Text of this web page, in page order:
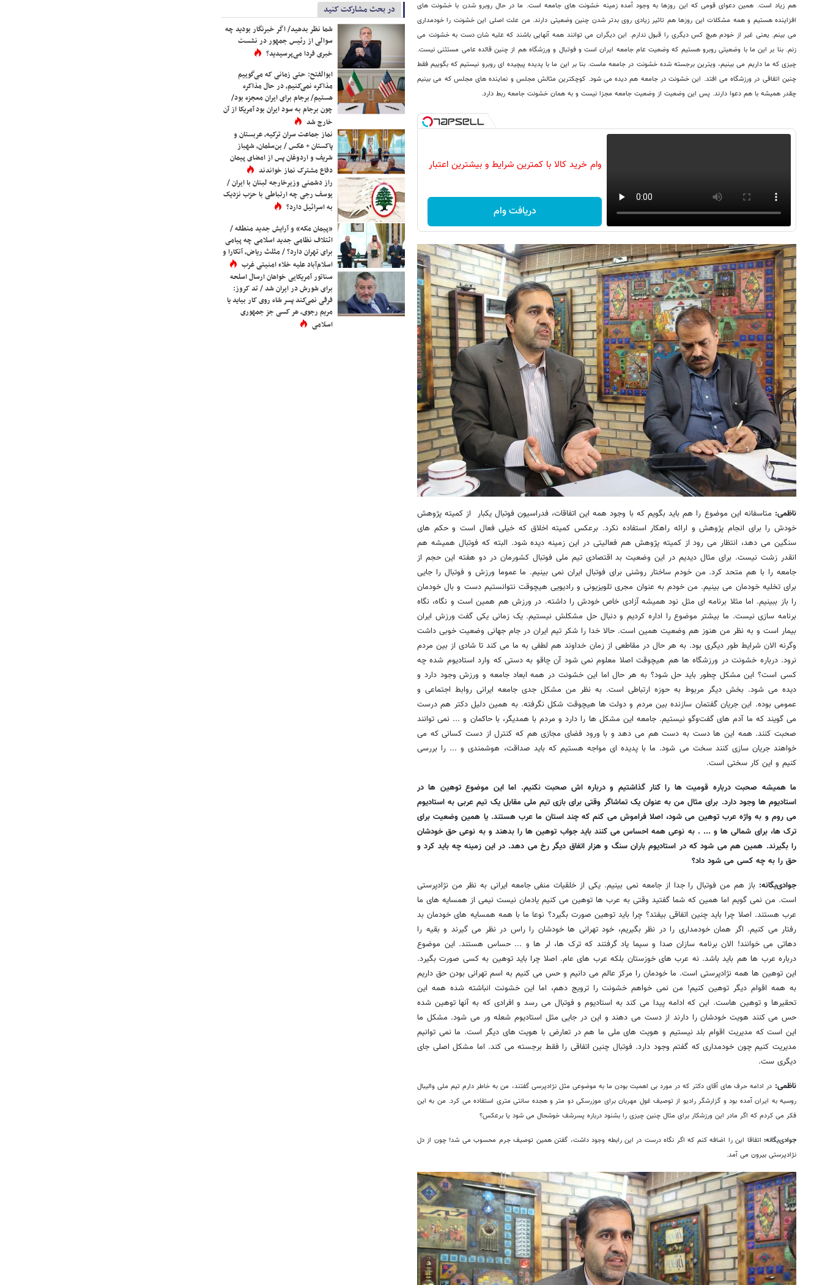
هم زیاد است. همین دعوای قومی که این روزها به وجود آمده زمینه خشونت های جامعه است. ما در حال روبرو شدن با خشونت های
افزاینده هستیم و همه مشکلات این روزها هم تاثیر زیادی روی بدتر شدن چنین وضعیتی دارند. من علت اصلی این خشونت را خودمداری
می بینم. یعنی غیر از خودم هیچ کس دیگری را قبول ندارم. این دیگران می توانند همه آنهایی باشند که علیه شان دست به خشونت می
زنم. بنا بر این ما با وضعیتی روبرو هستیم که وضعیت عام جامعه ایران است و فوتبال و ورزشگاه هم از چنین قائده عامی مستثنی نیست.
چیزی که ما داریم می بینیم، ویترین برجسته شده خشونت در جامعه ماست. بنا بر این ما با پدیده پیچیده ای روبرو نیستیم که بگوییم فقط
چنین اتفاقی در ورزشگاه می افتد. این خشونت در جامعه هم دیده می شود. کوچکترین مثالش مجلس و نماینده های مجلس که می بینیم
چقدر همیشه با هم دعوا دارند. پس این وضعیت از وضعیت جامعه مجزا نیست و به همان خشونت جامعه ربط دارد.
وام خرید کالا با کمترین شرایط و بیشترین اعتبار
دریافت وام
ناظمی: متاسفانه این موضوع را هم باید بگویم که با وجود همه این اتفاقات، فدراسیون فوتبال یکبار از کمیته پژوهش
خودش را برای انجام پژوهش و ارائه راهکار استفاده نکرد. برعکس کمیته اخلاق که خیلی فعال است و حکم های
سنگین می دهد، انتظار می رود از کمیته پژوهش هم فعالیتی در این زمینه دیده شود. البته که فوتبال همیشه هم
انقدر زشت نیست. برای مثال دیدیم در این وضعیت بد اقتصادی تیم ملی فوتبال کشورمان در دو هفته این حجم از
جامعه را با هم متحد کرد. من خودم ساختار روشنی برای فوتبال ایران نمی بینیم. ما عموما ورزش و فوتبال را جایی
برای تخلیه خودمان می بینیم. من خودم به عنوان مجری تلویزیونی و رادیویی هیچوقت نتوانستیم دست و بال خودمان
را باز ببینیم. اما مثلا برنامه ای مثل نود همیشه آزادی خاص خودش را داشته. در ورزش هم همین است و نگاه، نگاه
برنامه سازی نیست. ما بیشتر موضوع را اداره کردیم و دنبال حل مشکلش نیستیم. یک زمانی یکی گفت ورزش ایران
بیمار است و به نظر من هنوز هم وضعیت همین است. حالا خدا را شکر تیم ایران در جام جهانی وضعیت خوبی داشت
وگرنه الان شرایط طور دیگری بود. به هر حال در مقاطعی از زمان خداوند هم لطفی به ما می کند تا شادی از بین مردم
نرود. درباره خشونت در ورزشگاه ها هم هیچوقت اصلا معلوم نمی شود آن چاقو به دستی که وارد استادیوم شده چه
کسی است؟ این مشکل چطور باید حل شود؟ به هر حال اما این خشونت در همه ابعاد جامعه و ورزش وجود دارد و
دیده می شود. بخش دیگر مربوط به حوزه ارتباطی است. به نظر من مشکل جدی جامعه ایرانی روابط اجتماعی و
عمومی بوده. این جریان گفتمان سازنده بین مردم و دولت ها هیچوقت شکل نگرفته. به همین دلیل دکتر هم درست
می گویند که ما آدم های گفت‌وگو نیستیم. جامعه این مشکل ها را دارد و مردم با همدیگر، با حاکمان و ... نمی توانند
صحبت کنند. همه این ها دست به دست هم می دهد و با ورود فضای مجازی هم که کنترل از دست کسانی که می
خواهند جریان سازی کنند سخت می شود. ما با پدیده ای مواجه هستیم که باید صداقت، هوشمندی و ... را بررسی
کنیم و این کار سختی است.
ما همیشه صحبت درباره قومیت ها را کنار گذاشتیم و درباره اش صحبت نکنیم. اما این موضوع توهین ها در
استادیوم ها وجود دارد. برای مثال من به عنوان یک تماشاگر وقتی برای بازی تیم ملی مقابل یک تیم عربی به استادیوم
می روم و به واژه عرب توهین می شود، اصلا فراموش می کنم که چند استان ما عرب هستند. یا همین وضعیت برای
ترک ها، برای شمالی ها و ... . به نوعی همه احساس می کنند باید جواب توهین ها را بدهند و به نوعی حق خودشان
را بگیرند. همین هم می شود که در استادیوم باران سنگ و هزار اتفاق دیگر رخ می دهد. در این زمینه چه باید کرد و
حق را به چه کسی می شود داد؟
جوادی‌یگانه: باز هم من فوتبال را جدا از جامعه نمی بینیم. یکی از خلقیات منفی جامعه ایرانی به نظر من نژادپرستی
است. من نمی گویم اما همین که شما گفتید وقتی به عرب ها توهین می کنیم یادمان نیست نیمی از همسایه های ما
عرب هستند. اصلا چرا باید چنین اتفاقی بیفتد؟ چرا باید توهین صورت بگیرد؟ نوعا ما با همه همسایه های خودمان بد
رفتار می کنیم. اگر همان خودمداری را در نظر بگیریم، خود تهرانی ها خودشان را راس در نظر می گیرند و بقیه را
دهاتی می خوانند! الان برنامه سازان صدا و سیما یاد گرفتند که ترک ها، لر ها و ... حساس هستند. این موضوع
درباره عرب ها هم باید باشد. نه عرب های خوزستان بلکه عرب های عام. اصلا چرا باید توهین به کسی صورت بگیرد.
این توهین ها همه نژادپرستی است. ما خودمان را مرکز عالم می دانیم و حس می کنیم به اسم تهرانی بودن حق داریم
به همه اقوام دیگر توهین کنیم! من نمی خواهم خشونت را ترویج دهم، اما این خشونت انباشته شده همه این
تحقیرها و توهین هاست. این که ادامه پیدا می کند به استادیوم و فوتبال می رسد و افرادی که به آنها توهین شده
حس می کنند هویت خودشان را دارند از دست می دهند و این در جایی مثل استادیوم شعله ور می شود. مشکل ما
این است که مدیریت اقوام بلد نیستیم و هویت های ملی ما هم در تعارض با هویت های دیگر است. ما نمی توانیم
مدیریت کنیم چون خودمداری که گفتم وجود دارد. فوتبال چنین اتفاقی را فقط برجسته می کند. اما مشکل اصلی جای
دیگری ست.
ناظمی:در ادامه حرف های آقای دکتر که در مورد بی اهمیت بودن ما به موضوعی مثل نژادپرسی گفتند، من به خاطر دارم تیم ملی والیبال
روسیه به ایران آمده بود و گزارشگر رادیو از توصیف غول مهربان برای موزرسکی دو متر و هجده سانتی متری استفاده می کرد. من به این
فکر می کردم که اگر مادر این ورزشکار برای مثال چنین چیزی را بشنود درباره پسرشف خوشحال می شود یا برعکس؟
جوادی‌یگانه: اتفاقا این را اضافه کنم که اگر نگاه درست در این رابطه وجود داشت، گفتن همین توصیف جرم محسوب می شد! چون از دل
نژادپرستی بیرون می آمد.
در بحث مشارکت کنید
شما نظر بدهید/ اگر خبرنگار بودید چه
سوالی از رئیس جمهور در نشست
خبری فردا می‌پرسیدید؟
ابوالفتح: حتی زمانی که می‌گوییم
مذاکره نمی‌کنیم، در حال مذاکره
هستیم/ برجام برای ایران معجزه بود/
چون برجام به سود ایران بود آمریکا از آن
خارج شد
نماز جماعت سران ترکیه، عربستان و
پاکستان + عکس / بن‌سلمان، شهباز
شریف و اردوغان پس از امضای پیمان
دفاع مشترک نماز خواندند
راز دشمنی وزیرخارجه لبنان با ایران /
یوسف رجی چه ارتباطی با حزب نزدیک
به اسرائیل دارد؟
«پیمان مکه» و آرایش جدید منطقه /
ائتلاف نظامی جدید اسلامی چه پیامی
برای تهران دارد؟ / مثلث ریاض، آنکارا و
اسلام‌آباد علیه خلاء امنیتی غرب
سناتور آمریکایی خواهان ارسال اسلحه
برای شورش در ایران شد / تد کروز:
فرقی نمی‌کند پسر شاه روی کار بیاید یا
مریم رجوی، هر کسی جز جمهوری
اسلامی